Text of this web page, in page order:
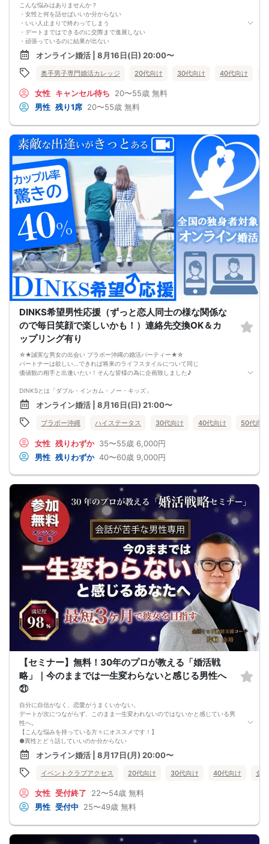
一緒に美味しいものを食べに行ったり、
映画に行ったり、旅行に行けるように、
ぜひこの先を読み進めてみてください👇
※講師の急用以外はたとえ参加人数が1人でも
その人のために必ず実施します
※はじめてセミナーに参加する方も
ビデオオフでも参加OKにしているので
安心してください
こんな悩みはありませんか？
・女性と何を話せばいいか分からない
・いい人止まりで終わってしまう
・デートまではできるのに交際まで進展しない
・頑張っているのに結果が出ない
・何が原因なのか分からない
・このまま続けても彼女ができる気がしない
これまで500名以上の
奥手男子の恋愛・婚活相談に乗ってきて、
それは、
多くの奥手男子は、努力不足ではなく、
努力の方向性がズレているということです。
恋愛系YouTubeを見たり、
婚活パーティーや街コンへ参加したり、
みなさん本当に努力しています。
でも、その努力が本命女性との交際につながらず、
「このまま恋愛・婚活を続けても、
本命女性と交際できないのではないか…」
そんな不安を抱えている奥手男子が本当に多いです。
つまり、
やみくもに頑張るだけでは、
本命女性との交際には
つながらないということです。
このまま原因が分からないまま
恋愛や婚活を続けても、
お金も時間も失ってしまいます。
だからこそ、
彼女ができない本当の原因を
知ることが最初の一歩です。
しかし、この内容は文章だけでは伝えきれません。
だからこそ今回、無料オンラインセミナーで
・彼女ができない本当の原因
・本命女性に選ばれる
奥手男子専用32の極意の全体像
をお伝えします！
一緒に美味しいものを食べに行ったり、
映画に行ったり、旅行に行けるように、
ぜひこの先を読み進めてみてください👇
その人のために必ず実施します
※はじめてセミナーに参加する方も
ビデオオフでも参加OKにしているので
安心してください
オンライン婚活 | 8月16日(日) 20:00〜
奥手男子専門婚活カレッジ 20代向け 30代向け 40代向け
女性 キャンセル待ち 20〜55歳 無料
男性 残り1席 20〜55歳 無料
DINKS希望男性応援（ずっと恋人同士の様な関係な
ので毎日笑顔で楽しいかも！）連絡先交換OK＆カ
ップリング有り
☆★誠実な男女の出会い ブラボー沖縄の婚活パーティー★☆
パートナーは欲しい...できれば将来のライフスタイルについて同じ
価値観の相手と出逢いたい！そんな皆様の為に企画致しました♪
DINKSとは「ダブル・インカム・ノー・キッズ」
夫婦２人だけの結婚生活を希望する男性にお集まり頂きます。
DINKSにはこだわってないけれど共働きをしながら、
パートナーと二人だけのライフスタイルを楽しみたい、
【注意事項】
・全国各地に募集しております。お相手の居住地はご自身の居住地と異なる場合
等をご準備下さい。
・確認書類を提示頂けない場合はご参加をお断りする場合も御座いますので予め
ご了承下さいませ。
・終了時刻は目安となります。正確な終了時刻はイベント開始時にスタッフより
ご案内いたします。
・直前の申込みや当日のキャンセルにより男女比が偏る可能性がございますこと
をご了承ください。
・最小催行人数 1対1、最大20名（男女比調整のため定員になる前にキャンセル待
ちとなる場合がございます）
・イベント開催時刻１時間前迄に最小催行人数に満たない場合は中止のご連絡を
差し上げます。
オンライン婚活 | 8月16日(日) 21:00〜
ブラボー沖縄 ハイステータス 30代向け 40代向け 50代向け
女性 残りわずか 35〜55歳 6,000円
男性 残りわずか 40〜60歳 9,000円
【セミナー】無料！30年のプロが教える「婚活戦
略」｜今のままでは一生変わらないと感じる男性へ
㉑
自分に自信がなく、恋愛がうまくいかない。
デートが次につながらず、このまま一生変われないのではないかと感じている男
性へ。
【こんな悩みを持っている方々にオススメです！】
●異性とどう話していいのか分からない
●婚活パーティー、合コンで上手くいかない
●デートやお見合いが２回目につながらない
●今のままでは一生変わらない気がする
●異性から断られると、自分の人格を否定されている気分になる
最短3ヶ月で彼女ができる可能性を高め、1年以内の結婚を目指すための
恋愛・婚活の具体的な方法をお伝えします。
【婚活戦略セミナーで得られるメリットは！】
●婚活パーティーやマッチングアプリで結果を出せるようになる
オンライン婚活 | 8月17日(月) 20:00〜
イベントクラブアクセス 20代向け 30代向け 40代向け 女
女性 受付終了 22〜54歳 無料
男性 受付中 25〜49歳 無料